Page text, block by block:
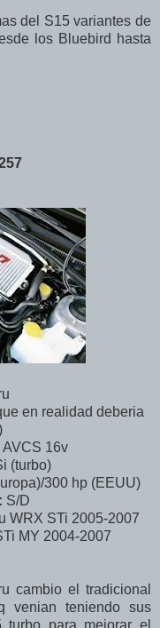
del S15 variantes de
los Bluebird hasta
en realidad deberia
AVCS 16v
(turbo)
300 hp (EEUU)
S/D
WRX STi 2005-2007
MY 2004-2007
cambio el tradicional
venian teniendo sus